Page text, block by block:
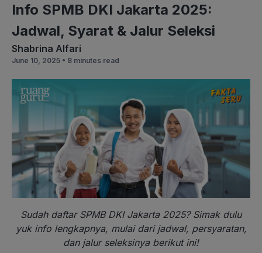
Info SPMB DKI Jakarta 2025:
Jadwal, Syarat & Jalur Seleksi
Shabrina Alfari
June 10, 2025 • 8 minutes read
Sudah daftar SPMB DKI Jakarta 2025? Simak dulu
yuk info lengkapnya, mulai dari jadwal, persyaratan,
dan jalur seleksinya berikut ini!